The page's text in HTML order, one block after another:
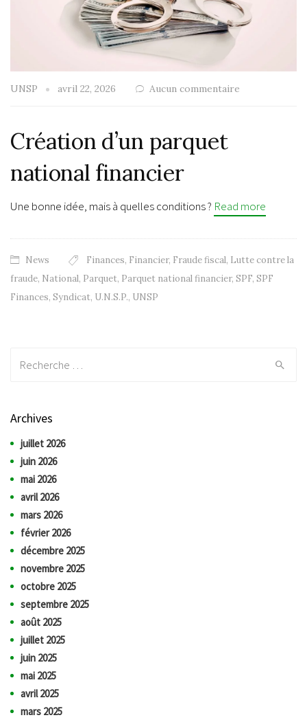
UNSP avril 22, 2026 Aucun commentaire
Création d’un parquet
national financier
Une bonne idée, mais à quelles conditions ? Read more
News Finances, Financier, Fraude fiscal, Lutte contre la
fraude, National, Parquet, Parquet national financier, SPF, SPF
Finances, Syndicat, U.N.S.P., UNSP
Archives
juillet 2026
juin 2026
mai 2026
avril 2026
mars 2026
février 2026
décembre 2025
novembre 2025
octobre 2025
septembre 2025
août 2025
juillet 2025
juin 2025
mai 2025
avril 2025
mars 2025